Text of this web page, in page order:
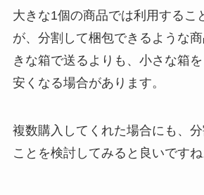
大きな1個の商品では利用するこ
が、分割して梱包できるような
きな箱で送るよりも、小さな箱
安くなる場合があります。
複数購入してくれた場合にも、
ことを検討してみると良いですね